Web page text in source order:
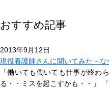
おすすめ記事
2013年9月12日
現役看護師さんに聞いてみた－
「働いても働いても仕事が終わ
る・・ミスを起こすかも・・」